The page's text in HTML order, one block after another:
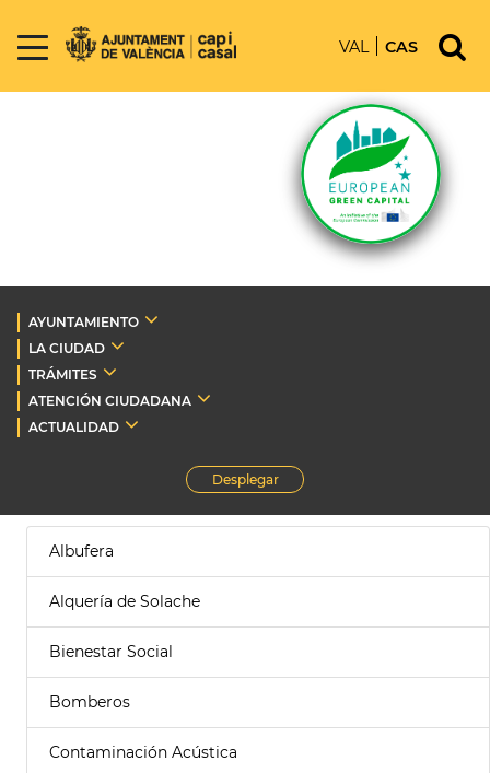
VAL CAS
AYUNTAMIENTO
LA CIUDAD
TRÁMITES
ATENCIÓN CIUDADANA
ACTUALIDAD
Desplegar
Albufera
Alquería de Solache
Bienestar Social
Bomberos
Contaminación Acústica